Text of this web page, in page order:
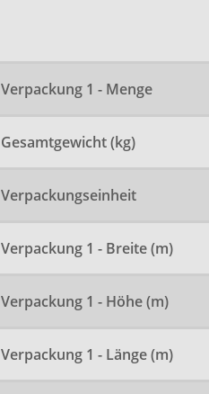
Verpackung 1 - Menge
Gesamtgewicht (kg)
Verpackungseinheit
Verpackung 1 - Breite (m)
Verpackung 1 - Höhe (m)
Verpackung 1 - Länge (m)